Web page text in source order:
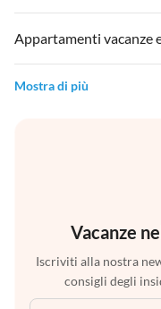
Appartamenti vacanze
Mostra di più
Vacanze
Iscriviti alla nostra
consigli degli